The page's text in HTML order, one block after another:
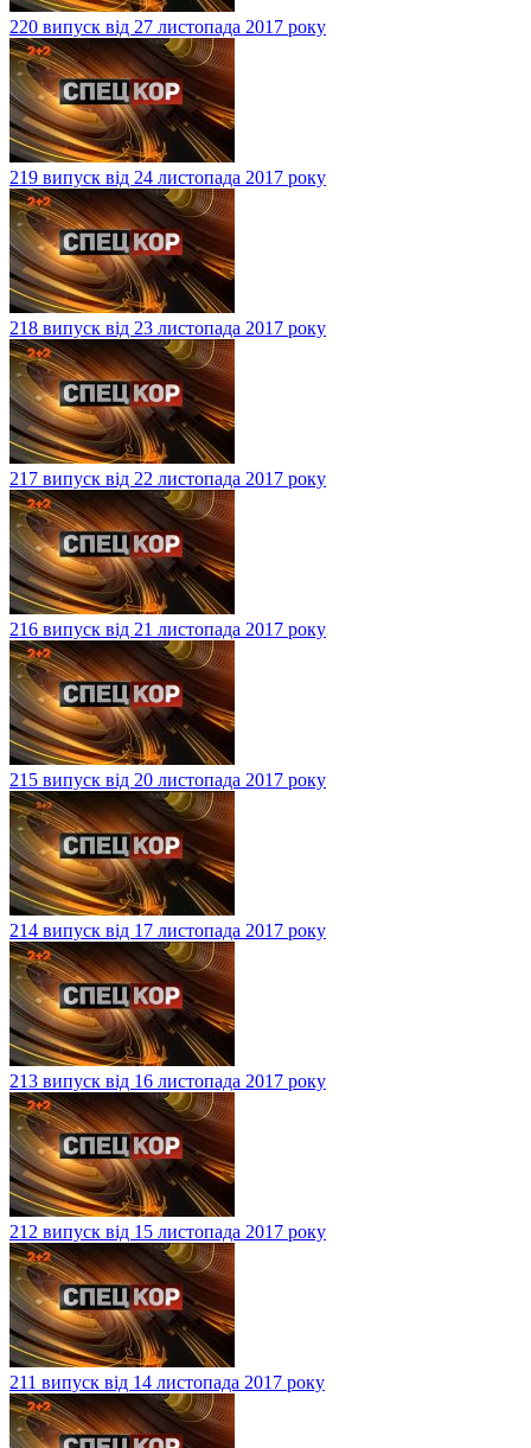
220 випуск від 27 листопада 2017 року
219 випуск від 24 листопада 2017 року
218 випуск від 23 листопада 2017 року
217 випуск від 22 листопада 2017 року
216 випуск від 21 листопада 2017 року
215 випуск від 20 листопада 2017 року
214 випуск від 17 листопада 2017 року
213 випуск від 16 листопада 2017 року
212 випуск від 15 листопада 2017 року
211 випуск від 14 листопада 2017 року